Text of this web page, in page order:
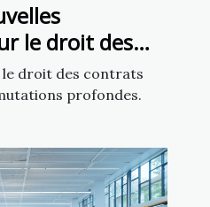
le droit des
le droit des contrats
profondes.